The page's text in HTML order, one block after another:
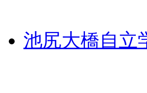
池尻大橋自立